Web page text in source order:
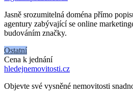
Jasně srozumitelná doména přímo
agentury zabývající se online
budováním značky.
Ostatní
Cena k jednání
hledejnemovitosti.cz
Objevte své vysněné nemovitosti